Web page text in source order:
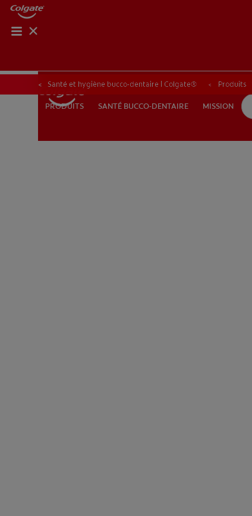
PRODUITS SANTÉ BUCCO-DENTAIRE
PRODUITS SANTÉ BUCCO-DENTAIRE MISSION
Santé et hygiène bucco-dentaire | Colgate® Produits